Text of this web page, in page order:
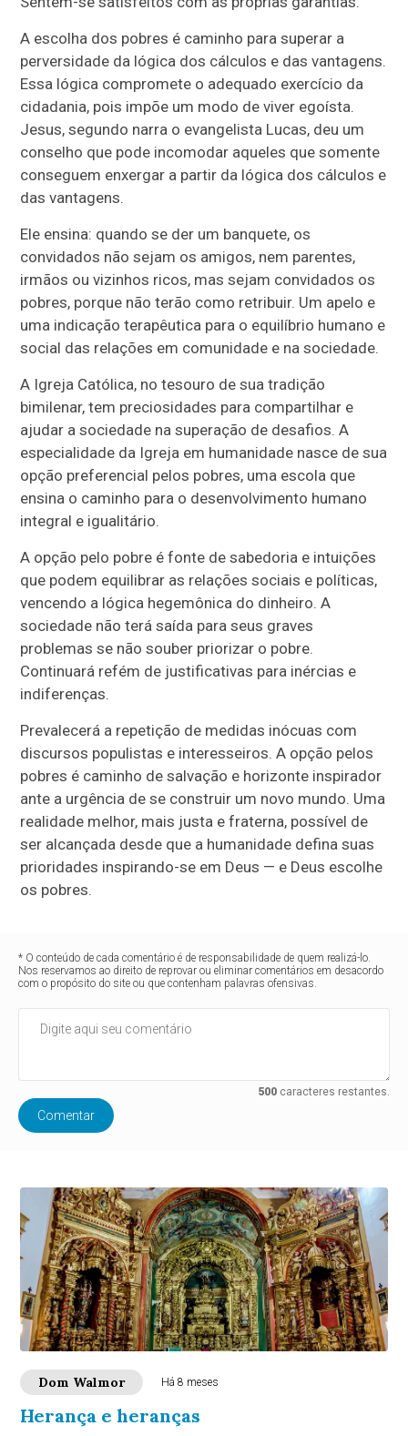
A escolha dos pobres é caminho para superar a
perversidade da lógica dos cálculos e das vantagens.
Essa lógica compromete o adequado exercício da
cidadania, pois impõe um modo de viver egoísta.
Jesus, segundo narra o evangelista Lucas, deu um
conselho que pode incomodar aqueles que somente
conseguem enxergar a partir da lógica dos cálculos e
das vantagens.
Ele ensina: quando se der um banquete, os
convidados não sejam os amigos, nem parentes,
irmãos ou vizinhos ricos, mas sejam convidados os
pobres, porque não terão como retribuir. Um apelo e
uma indicação terapêutica para o equilíbrio humano e
social das relações em comunidade e na sociedade.
A Igreja Católica, no tesouro de sua tradição
bimilenar, tem preciosidades para compartilhar e
ajudar a sociedade na superação de desafios. A
especialidade da Igreja em humanidade nasce de sua
opção preferencial pelos pobres, uma escola que
ensina o caminho para o desenvolvimento humano
integral e igualitário.
A opção pelo pobre é fonte de sabedoria e intuições
que podem equilibrar as relações sociais e políticas,
vencendo a lógica hegemônica do dinheiro. A
sociedade não terá saída para seus graves
problemas se não souber priorizar o pobre.
Continuará refém de justificativas para inércias e
indiferenças.
Prevalecerá a repetição de medidas inócuas com
discursos populistas e interesseiros. A opção pelos
pobres é caminho de salvação e horizonte inspirador
ante a urgência de se construir um novo mundo. Uma
realidade melhor, mais justa e fraterna, possível de
ser alcançada desde que a humanidade defina suas
prioridades inspirando-se em Deus — e Deus escolhe
os pobres.
* O conteúdo de cada comentário é de responsabilidade de quem realizá-lo.
Nos reservamos ao direito de reprovar ou eliminar comentários em desacordo
com o propósito do site ou que contenham palavras ofensivas.
500caracteres restantes.
Comentar
Dom Walmor Há 8 meses
Herança e heranças